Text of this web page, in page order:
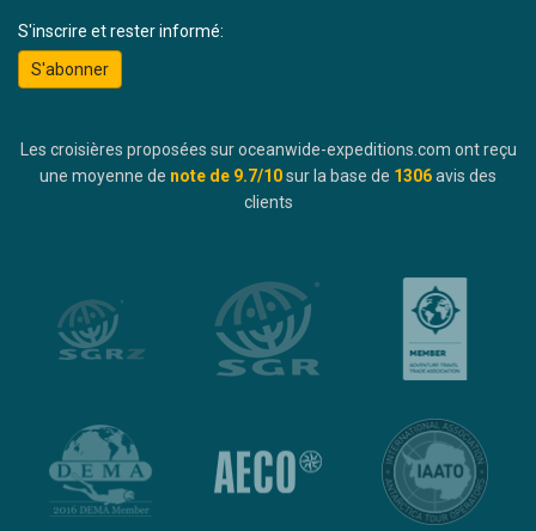
S'inscrire et rester informé:
S'abonner
Les croisières proposées sur oceanwide-expeditions.com ont reçu
une moyenne de note de 9.7/10sur la base de 1306avis des
clients